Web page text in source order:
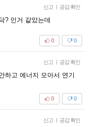
신고 | 공감 확인
? 인거 같았는데
0
0
신고 | 공감 확인
하고 에너지 모아서 연기
0
0
신고 | 공감 확인